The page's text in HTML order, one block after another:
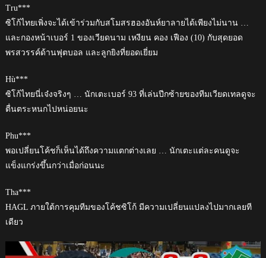
Tru***
ซิโก้ไทยเพิ่งจะได้เข้าร่วมกับสโมสรฮองอันห์ยาลายได้เพียงไม่นาน …
และกองหน้าเบอร์ 1 ของเวียดนาม เหงียน คอง เฟือง (10) กับสุดยอด
พรสวรรค์ด้านฟุตบอล และลูกยิงที่ยอดเยี่ยม
Hù***
ซิโก้ไทยนี่เจ๋งจริงๆ … นักเตะเบอร์ 93 ที่เล่นปีกซ้ายของทีมเวียดเทลดูจะ
ตื่นตระหนกไปหน่อยนะ
Phu***
พอเปลี่ยนโค้ชก็เห็นได้ถึงความแตกต่างเลย … นักเตะแต่ละคนดูจะ
แข็งแกร่งขึ้นกว่าเมื่อก่อนนะ
Tha***
HAGL ภายใต้การคุมทีมของโค้ชซิโก้ มีความเปลี่ยนแปลงไปมากเลยที
เดียว